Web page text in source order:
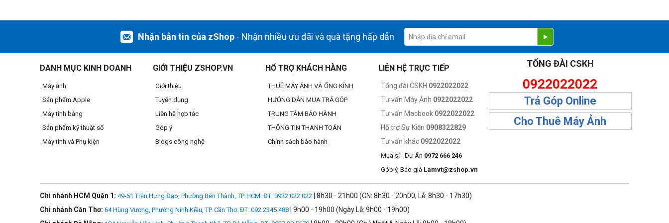
Bộ điều khiển từ xa DJI RC Motion 3
Dễ dàng thực hiện các pha nhào lộn trên không khó khăn với DJI RC Motion 3. Giờ đây, người chơi mới cũng có thể thực hiện các cú lộn, lướt và các động tác nhào lộn hấp dẫn khác.
Nhận bản tin của zShop - Nhận nhiều ưu đãi và quà tặng hấp dẫn
DANH MỤC KINH DOANH
Máy ảnh
Sản phẩm Apple
Máy tính bảng
Sản phẩm kỹ thuật số
Máy tính và Phụ kiện
GIỚI THIỆU ZSHOP.VN
Giới thiệu
Tuyển dụng
Liên hệ hợp tác
Góp ý
Blogs công nghệ
HỔ TRỢ KHÁCH HÀNG
THUÊ MÁY ẢNH VÀ ỐNG KÍNH
HƯỚNG DẪN MUA TRẢ GÓP
TRUNG TÂM BẢO HÀNH
THÔNG TIN THANH TOÁN
Chính sách bảo hành
LIÊN HỆ TRỰC TIẾP
Tổng đài CSKH 0922022022
Tư vấn Máy Ảnh 0922022022
Tư vấn Macbook 0922022022
Hỗ trợ Sự Kiện 0908322829
Tư vấn khác 0922022022
Mua sỉ - Dự Án 0972 666 246
Góp ý, Báo giá Lamvt@zshop.vn
TỔNG ĐÀI CSKH
0922022022
Trả Góp Online
Cho Thuê Máy Ảnh
Chi nhánh HCM Quận 1: 49-51 Trần Hưng Đạo, Phường Bến Thành, TP. HCM. ĐT: 0922 022 022 | 8h30 - 21h00 (CN: 8h30 - 20h00, Lễ: 8h30 - 17h30)
Chi nhánh Cần Thơ: 64 Hùng Vương, Phường Ninh Kiều, TP. Cần Thơ. ĐT: 092.2345.488 | 9h00 - 19h00 (Ngày Lễ: 9h00 - 19h00)